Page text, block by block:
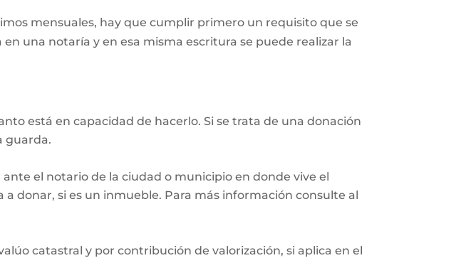
mensuales, hay que cumplir primero un requisito que se
una notaría y en esa misma escritura se puede realizar la
está en capacidad de hacerlo. Si se trata de una donación
guarda.
el notario de la ciudad o municipio en donde vive el
donar, si es un inmueble. Para más información consulte al
catastral y por contribución de valorización, si aplica en el